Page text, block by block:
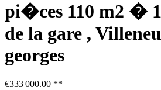
pi�ces 110 m2 �
de la gare ,
georges
€333 000.00 **